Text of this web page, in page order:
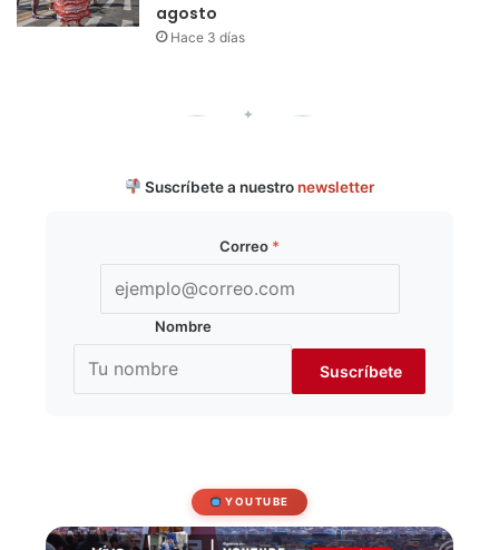
agosto
Hace 3 días
✦
Suscríbete a nuestro newsletter
Correo *
Nombre
YOUTUBE